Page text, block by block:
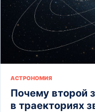
АСТРОНОМИЯ
Почему второй
в траекториях